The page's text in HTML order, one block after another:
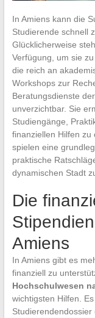
In Amiens kann die
Studierende schnell
Glücklicherweise
Verfügung, um sie
die reich an
Workshops zur
Beratungsdienste
unverzichtbar. Sie
Studiengänge,
finanziellen Hilfen zu
spielen eine
praktische
dynamischen Stadt
Die
Amiens
In Amiens gibt es
finanziell zu
Hochschulwesen
wichtigsten Hilfen.